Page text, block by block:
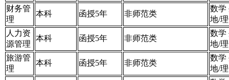
财务管
理
本科 函授5年 非师范类
数学
地/
人力资
源管理
本科 函授5年 非师范类
数学
地/
旅游管
理
本科 函授5年 非师范类
数学
地/